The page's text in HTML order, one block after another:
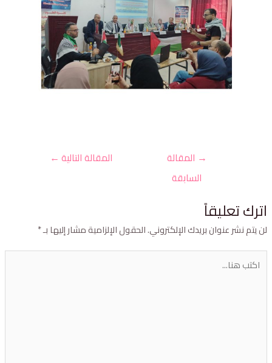
→المقالة
السابقة
المقالة التالية←
تعليقاً
يتم نشر عنوان بريدك الإلكتروني.الحقول الإلزامية مشار إليها بـ*